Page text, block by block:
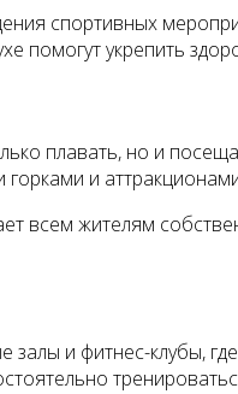
спортивных
помогут укрепить
плавать, но и
и
всем жителям
и фитнес-клубы,